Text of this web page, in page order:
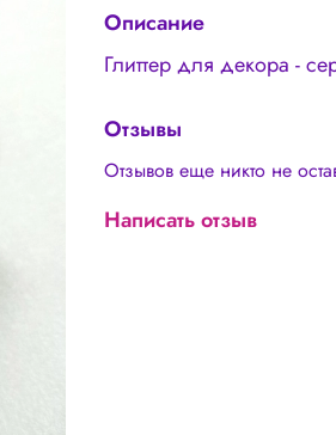
Описание
Глиттер для декора -
Отзывы
Отзывов еще никто не
Написать отзыв